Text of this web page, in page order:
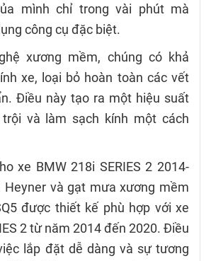
mình chỉ trong vài phút mà
công cụ đặc biệt.
xương mềm, chúng có khả
xe, loại bỏ hoàn toàn các vết
Điều này tạo ra một hiệu suất
và làm sạch kính một cách
xe BMW 218i SERIES 2 2014-
Heyner và gạt mưa xương mềm
được thiết kế phù hợp với xe
2 từ năm 2014 đến 2020. Điều
lắp đặt dễ dàng và sự tương